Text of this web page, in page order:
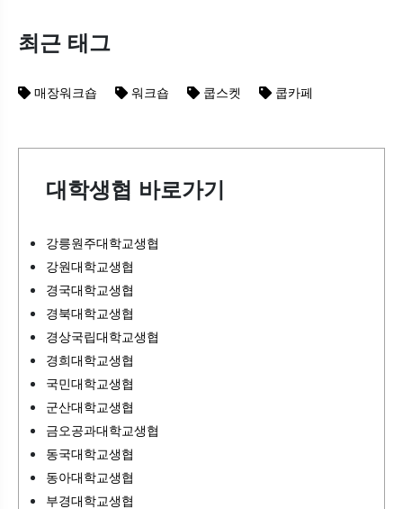
최근 태그
매장워크숍 워크숍 쿱스켓 쿱카페
대학생협 바로가기
강릉원주대학교생협
강원대학교생협
경국대학교생협
경북대학교생협
경상국립대학교생협
경희대학교생협
국민대학교생협
군산대학교생협
금오공과대학교생협
동국대학교생협
동아대학교생협
부경대학교생협